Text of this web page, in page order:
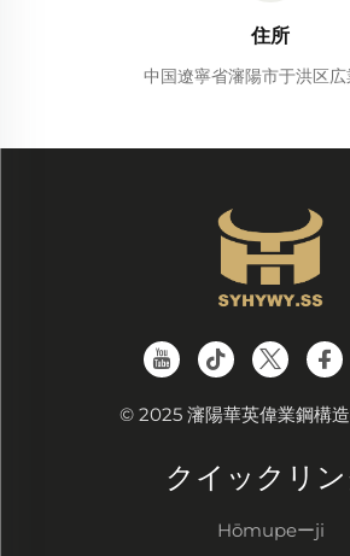
住所
中国遼寧省瀋陽市于洪区広
© 2025 瀋陽華英偉業鋼構
クイックリン
Hōmupeーji